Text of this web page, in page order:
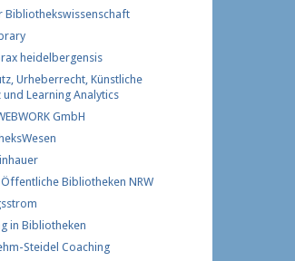
Bibliothekswissenschaft
heidelbergensis
Urheberrecht, Künstliche
Learning Analytics
GmbH
Bibliotheken NRW
in Bibliotheken
Steidel Coaching